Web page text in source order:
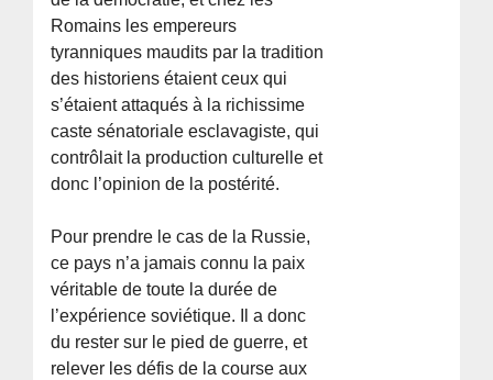
Romains les empereurs
tyranniques maudits par la tradition
des historiens étaient ceux qui
s’étaient attaqués à la richissime
caste sénatoriale esclavagiste, qui
contrôlait la production culturelle et
donc l’opinion de la postérité.
Pour prendre le cas de la Russie,
ce pays n’a jamais connu la paix
véritable de toute la durée de
l’expérience soviétique. Il a donc
du rester sur le pied de guerre, et
relever les défis de la course aux